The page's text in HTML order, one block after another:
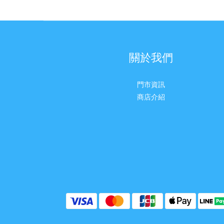
關於我們
門市資訊
商店介紹